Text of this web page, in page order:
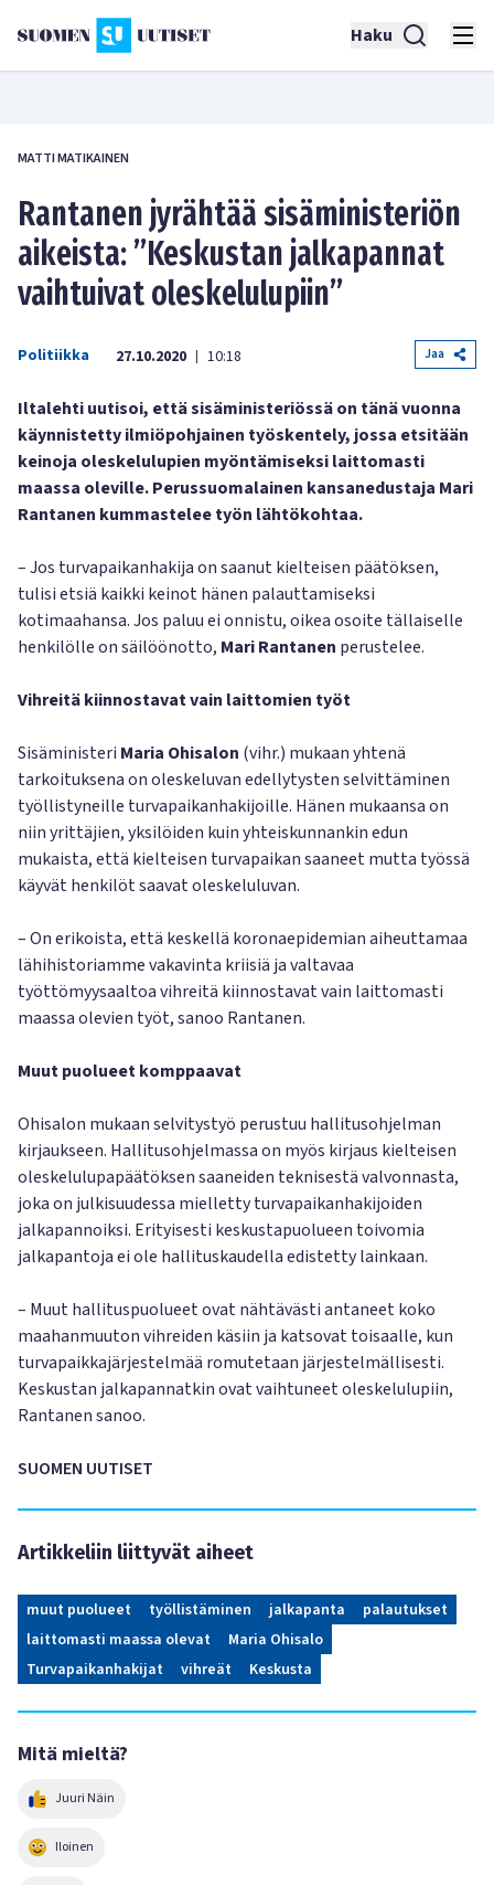
Haku
MATTI MATIKAINEN
Rantanen jyrähtää sisäministeriön
aikeista: ”Keskustan jalkapannat
vaihtuivat oleskelulupiin”
Politiikka 27.10.2020 | 10:18 Jaa
Iltalehti uutisoi, että sisäministeriössä on tänä vuonna
käynnistetty ilmiöpohjainen työskentely, jossa etsitään
keinoja oleskelulupien myöntämiseksi laittomasti
maassa oleville. Perussuomalainen kansanedustaja Mari
Rantanen kummastelee työn lähtökohtaa.
– Jos turvapaikanhakija on saanut kielteisen päätöksen,
tulisi etsiä kaikki keinot hänen palauttamiseksi
kotimaahansa. Jos paluu ei onnistu, oikea osoite tällaiselle
henkilölle on säilöönotto, Mari Rantanen perustelee.
Vihreitä kiinnostavat vain laittomien työt
Sisäministeri Maria Ohisalon (vihr.) mukaan yhtenä
tarkoituksena on oleskeluvan edellytysten selvittäminen
työllistyneille turvapaikanhakijoille. Hänen mukaansa on
niin yrittäjien, yksilöiden kuin yhteiskunnankin edun
mukaista, että kielteisen turvapaikan saaneet mutta työssä
käyvät henkilöt saavat oleskeluluvan.
– On erikoista, että keskellä koronaepidemian aiheuttamaa
lähihistoriamme vakavinta kriisiä ja valtavaa
työttömyysaaltoa vihreitä kiinnostavat vain laittomasti
maassa olevien työt, sanoo Rantanen.
Muut puolueet komppaavat
Ohisalon mukaan selvitystyö perustuu hallitusohjelman
kirjaukseen. Hallitusohjelmassa on myös kirjaus kielteisen
oleskelulupapäätöksen saaneiden teknisestä valvonnasta,
joka on julkisuudessa mielletty turvapaikanhakijoiden
jalkapannoiksi. Erityisesti keskustapuolueen toivomia
jalkapantoja ei ole hallituskaudella edistetty lainkaan.
– Muut hallituspuolueet ovat nähtävästi antaneet koko
maahanmuuton vihreiden käsiin ja katsovat toisaalle, kun
turvapaikkajärjestelmää romutetaan järjestelmällisesti.
Keskustan jalkapannatkin ovat vaihtuneet oleskelulupiin,
Rantanen sanoo.
SUOMEN UUTISET
Artikkeliin liittyvät aiheet
muut puolueet työllistäminen jalkapanta
palautukset
laittomasti maassa olevat
Maria Ohisalo
Turvapaikanhakijat
vihreät Keskusta
Mitä mieltä?
Juuri Näin
Iloinen